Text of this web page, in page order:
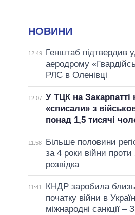
НОВИНИ
12:49
Генштаб підтвердив
аеродрому
РЛС в Оленівці
12:07 У ТЦК на Закарпатті
«списали» з
понад 1,5 тисячі
11:58
Більше половини
за 4 роки війни проти
розвідка
11:41
КНДР заробила
початку війни в
міжнародні санкції –